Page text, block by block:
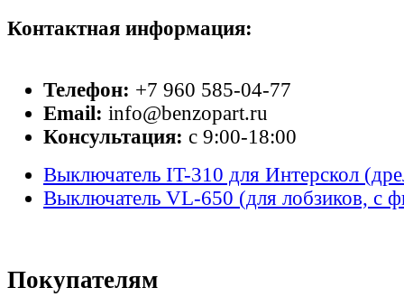
Контактная информация:
Телефон: +7 960 585-04-77
Email: info@benzopart.ru
Консультация: с 9:00-18:00
Выключатель IT-310 для Интерскол
Выключатель VL-650 (для лобзиков, с
Покупателям